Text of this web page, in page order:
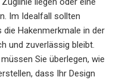
Im Idealfall sollten
Hakenmerkmale in der
und zuverlässig bleibt.
Sie überlegen, wie
dass Ihr Design